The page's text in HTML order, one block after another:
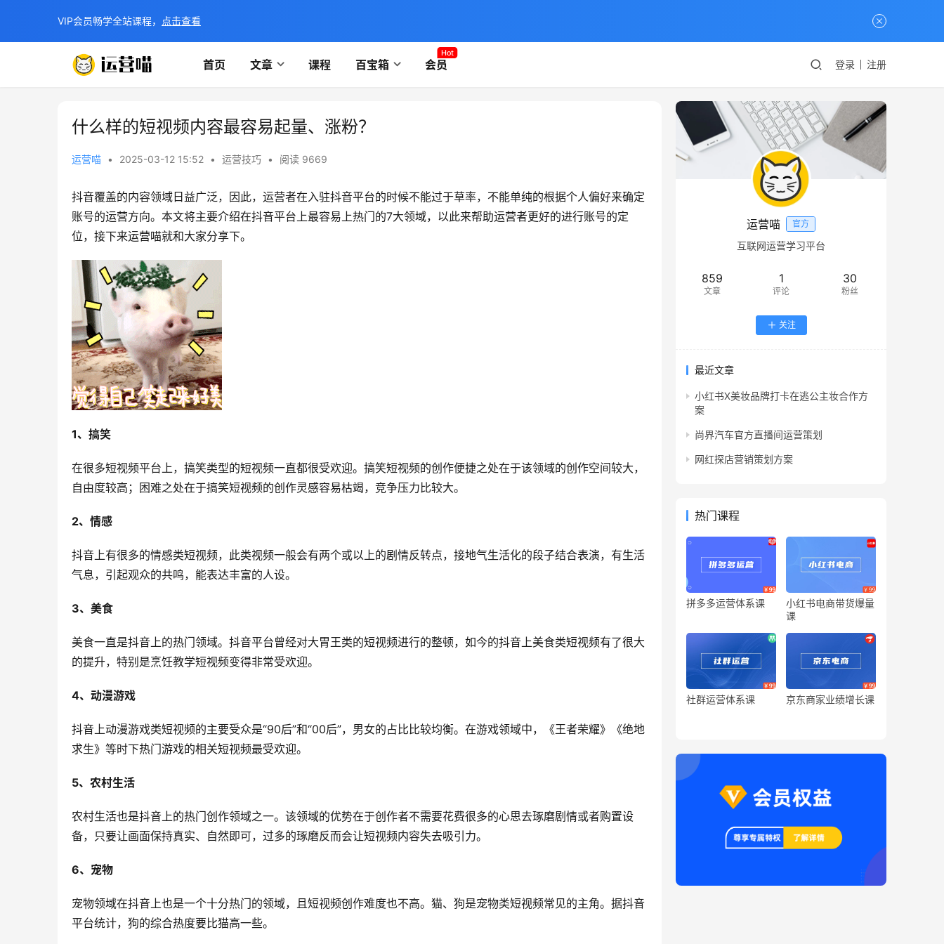
首页 文章 课程 百宝箱 会员
Hot
登录 注册
什么样的短视频内容最容易起量、涨粉？
运营喵 • 2025-03-12 15:52 • 运营技巧 • 阅读 9669
抖音覆盖的内容领域日益广泛，因此，运营者在入驻抖音平台的时候不能过于草率，不能单纯的根据个人偏好来确定
账号的运营方向。本文将主要介绍在抖音平台上最容易上热门的7大领域，以此来帮助运营者更好的进行账号的定
位，接下来运营喵就和大家分享下。
1、搞笑
在很多短视频平台上，搞笑类型的短视频一直都很受欢迎。搞笑短视频的创作便捷之处在于该领域的创作空间较大，
自由度较高；困难之处在于搞笑短视频的创作灵感容易枯竭，竞争压力比较大。
2、情感
抖音上有很多的情感类短视频，此类视频一般会有两个或以上的剧情反转点，接地气生活化的段子结合表演，有生活
气息，引起观众的共鸣，能表达丰富的人设。
3、美食
美食一直是抖音上的热门领域。抖音平台曾经对大胃王类的短视频进行的整顿，如今的抖音上美食类短视频有了很大
的提升，特别是烹饪教学短视频变得非常受欢迎。
4、动漫游戏
抖音上动漫游戏类短视频的主要受众是“90后”和“00后”，男女的占比比较均衡。在游戏领域中，《王者荣耀》《绝地
求生》等时下热门游戏的相关短视频最受欢迎。
5、农村生活
农村生活也是抖音上的热门创作领域之一。该领域的优势在于创作者不需要花费很多的心思去琢磨剧情或者购置设
备，只要让画面保持真实、自然即可，过多的琢磨反而会让短视频内容失去吸引力。
6、宠物
宠物领域在抖音上也是一个十分热门的领域，且短视频创作难度也不高。猫、狗是宠物类短视频常见的主角。据抖音
平台统计，狗的综合热度要比猫高一些。
运营喵 官方
互联网运营学习平台
859
文章
1
评论
30
粉丝
关注
最近文章
小红书X美妆品牌打卡在逃公主妆合作方
案
尚界汽车官方直播间运营策划
网红探店营销策划方案
热门课程
拼多多运营体系课
小红书电商带货爆量
课
社群运营体系课 京东商家业绩增长课
VIP会员畅学全站课程， 点击查看